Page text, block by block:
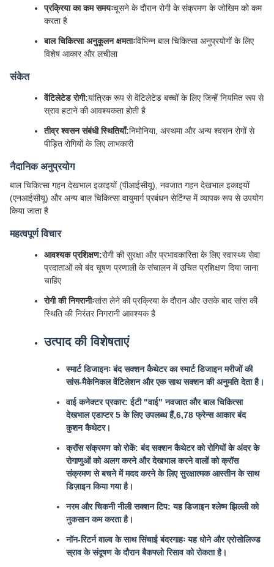
प्रक्रिया का कम समयःचूसने के दौरान रोगी के संक्रमण के जोखिम को कम
करता है
बाल चिकित्सा अनुकूलन क्षमताःविभिन्न बाल चिकित्सा अनुप्रयोगों के लिए
विशेष आकार और लचीला
संकेत
वेंटिलेटेड रोगी:यांत्रिक रूप से वेंटिलेटेड बच्चों के लिए जिन्हें नियमित रूप से
स्राव हटाने की आवश्यकता होती है
तीव्र श्वसन संबंधी स्थितियाँ:निमोनिया, अस्थमा और अन्य श्वसन रोगों से
पीड़ित रोगियों के लिए लाभकारी
नैदानिक अनुप्रयोग
बाल चिकित्सा गहन देखभाल इकाइयों (पीआईसीयू), नवजात गहन देखभाल इकाइयों
(एनआईसीयू) और अन्य बाल चिकित्सा वायुमार्ग प्रबंधन सेटिंग्स में व्यापक रूप से उपयोग
किया जाता है
महत्वपूर्ण विचार
आवश्यक प्रशिक्षण:रोगी की सुरक्षा और प्रभावकारिता के लिए स्वास्थ्य सेवा
प्रदाताओं को बंद चूषण प्रणाली के संचालन में उचित प्रशिक्षण दिया जाना
चाहिए
रोगी की निगरानीःसांस लेने की प्रक्रिया के दौरान और उसके बाद सांस की
स्थिति की निरंतर निगरानी आवश्यक है
उत्पाद की विशेषताएं
स्मार्ट डिजाइनः बंद सक्शन कैथेटर का स्मार्ट डिजाइन मरीजों की
सांस-मैकेनिकल वेंटिलेशन और एक साथ सक्शन की अनुमति देता है।
वाई कनेक्टर प्रकार: ईटी "वाई" नवजात और बाल चिकित्सा
देखभाल एडाप्टर 5 के लिए उपलब्ध हैं,6,78 फ्रेन्स आकार बंद
कुशन कैथेटर।
क्रॉस संक्रमण को रोकें: बंद सक्शन कैथेटर को रोगियों के अंदर के
रोगाणुओं को अलग करने और देखभाल करने वालों को क्रॉस
संक्रमण से बचने में मदद करने के लिए सुरक्षात्मक आस्तीन के साथ
डिज़ाइन किया गया है।
नरम और चिकनी नीली सक्शन टिप: यह डिजाइन श्लेष्म झिल्ली को
नुकसान कम करता है।
नॉन-रिटर्न वाल्व के साथ सिंचाई बंदरगाहः यह धोने और एरोसोलिज्ड
स्राव के संदूषण के दौरान बैकफ्लो रिसाव को रोकता है।